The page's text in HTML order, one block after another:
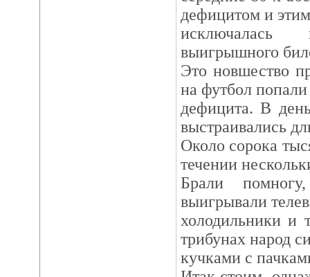
дефицитом и
исключалась
выигрышного
Это новшество
на футбол попали
дефицита. В
выстраивались
Около сорока
течении
Брали
выигрывали
холодильники и
трибунах народ
кучками с